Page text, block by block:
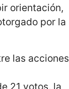
orientación,
por la
las acciones
21 votos, la